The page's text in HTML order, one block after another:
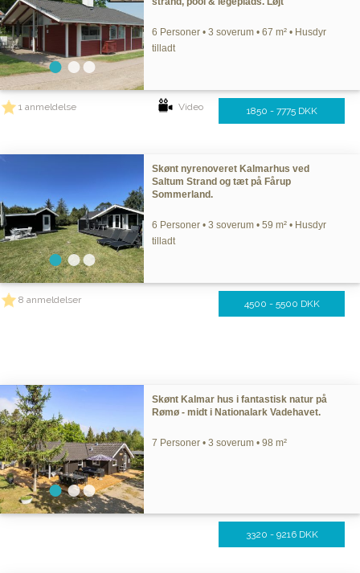
6 Personer • 3 soverum • 67 m² • Husdyr
tilladt
1 anmeldelse Video 1850 - 7775 DKK
Skønt nyrenoveret Kalmarhus ved
Saltum Strand og tæt på Fårup
Sommerland.
6 Personer • 3 soverum • 59 m² • Husdyr
tilladt
8 anmeldelser 4500 - 5500 DKK
Skønt Kalmar hus i fantastisk natur på
Rømø - midt i Nationalark Vadehavet.
7 Personer • 3 soverum • 98 m²
3320 - 9216 DKK